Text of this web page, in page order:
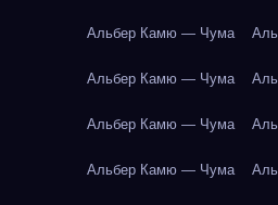
Альбер Камю — Чума
Альбер Камю — Чума
Альбер Камю — Чума
Альбер Камю — Чума